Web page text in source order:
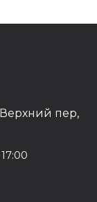
Верхний пер,